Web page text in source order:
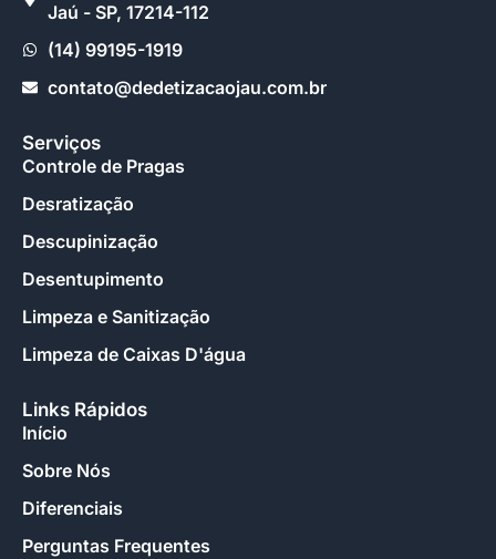
Jaú - SP, 17214-112
(14) 99195-1919
contato@dedetizacaojau.com.br
Serviços
Controle de Pragas
Desratização
Descupinização
Desentupimento
Limpeza e Sanitização
Limpeza de Caixas D'água
Links Rápidos
Início
Sobre Nós
Diferenciais
Perguntas Frequentes